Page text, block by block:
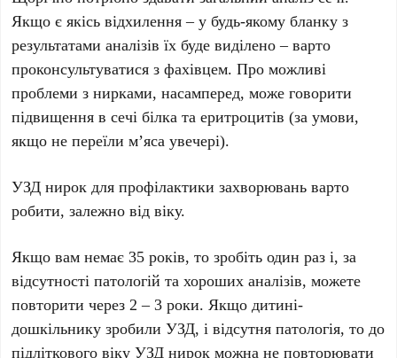
Якщо є якісь відхилення – у будь-якому бланку з
результатами аналізів їх буде виділено – варто
проконсультуватися з фахівцем. Про можливі
проблеми з нирками, насамперед, може говорити
підвищення в сечі білка та еритроцитів (за умови,
якщо не переїли м’яса увечері).
УЗД нирок для профілактики захворювань варто
робити, залежно від віку.
Якщо вам немає 35 років, то зробіть один раз і, за
відсутності патологій та хороших аналізів, можете
повторити через 2 – 3 роки. Якщо дитині-
дошкільнику зробили УЗД, і відсутня патологія, то до
підліткового віку УЗД нирок можна не повторювати